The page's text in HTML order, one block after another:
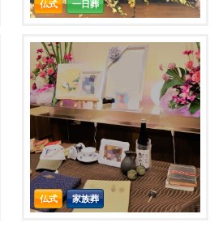
仏式 一日葬
仏式 家族葬